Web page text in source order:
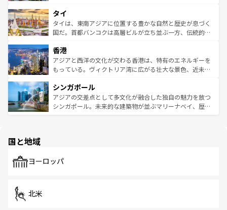
リティに包まれながら、韓国の多彩な魅力を心ゆくまで味
わってみてほしい。 なお、新着の韓国情報はコンテンツ一
覧を参照してほしい。
急速な発展と共に伝統が息づく。ハノイの古い町並みやホ
ーチミン市のフランス統治時代の建物も、独特の雰囲気を
醸し出している。また、バラエティの豊かさとおいしさで
とつ。フォーやバインミー、ベトナムコーヒーなどは、ぜ
ひ現地で味わいたい。どの地域を訪れてもあたたかい人々
が旅行者を迎えてくれるので、きっと忘れられない旅にな
参照してほしい。
タイ
タイは、東南アジアに位置する豊かな自然と歴史が息づく
国だ。首都バンコクは高層ビルが立ち並ぶ一方、伝統的な
の活気が交差している。北部ではチェンマイなどの山岳地
帯で自然と触れ合い、南部ではプーケットやクラビの美し
いビーチでリゾート気分を楽しむことができる。タイ料理
激する。気候は一年中温暖で、どの季節にも異なる楽しみ
が待っている。親しみやすいタイの人々、仏教を中心とし
た文化、そして多様な観光資源が、訪れる旅人を魅了し続
香港
アジアと西洋の文化が交わる香港は、特有のエネルギーを
もっている。ヴィクトリア湾に広がる壮大な景色、近未来
み、どこを訪れても感動するはず。観光スポットが密集し
ており、効率よく見どころを回れるのも魅力。息をのむよ
うな絶景から文化的な体験まで、香港を存分に楽しみ尽く
シンガポール
アジアの交差点として多文化が融合した独自の魅力を放つ
シンガポール。未来的な建築物が並ぶマリーナベイ、歴史
で、ホーカーズは地元の風情を楽しめる外せないスポット
国と地域
ヨーロッパ
北米